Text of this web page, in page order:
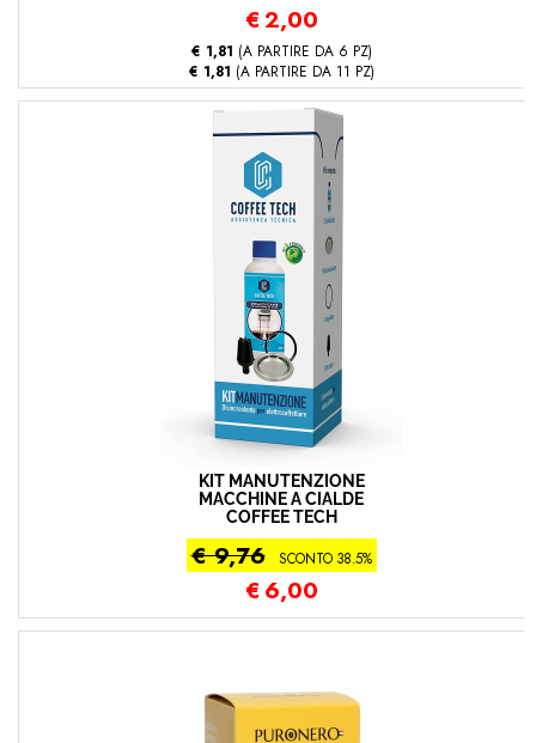
€2,00
€ 1,81 (A PARTIRE DA 6 PZ)
€ 1,81 (A PARTIRE DA 11 PZ)
KIT MANUTENZIONE
MACCHINE A CIALDE
COFFEE TECH
€ 9,76 SCONTO 38.5%
€ 6,00